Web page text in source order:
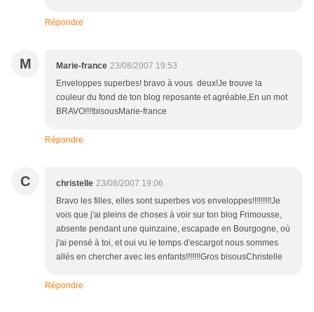
Répondre
M Marie-france 23/08/2007 19:53
Enveloppes superbes! bravo à vous deux!Je trouve la
couleur du fond de ton blog reposante et agréable,En un mot
BRAVO!!!!bisousMarie-france
Répondre
C christelle 23/08/2007 19:06
Bravo les filles, elles sont superbes vos enveloppes!!!!!!!!!Je
vois que j'ai pleins de choses à voir sur ton blog Frimousse,
absente pendant une quinzaine, escapade en Bourgogne, où
j'ai pensé à toi, et oui vu le temps d'escargot nous sommes
allés en chercher avec les enfants!!!!!!!Gros bisousChristelle
Répondre